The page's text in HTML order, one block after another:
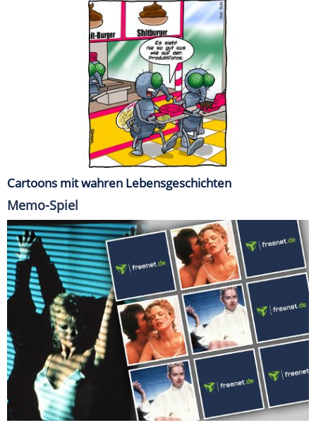
Cartoons mit wahren Lebensgeschichten
Memo-Spiel